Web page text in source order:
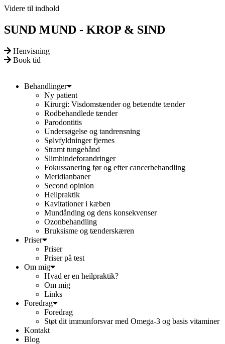
Videre til indhold
SUND MUND - KROP & SIND
Henvisning
Book tid
Behandlinger
Ny patient
Kirurgi: Visdomstænder og betændte tænder
Rodbehandlede tænder
Parodontitis
Undersøgelse og tandrensning
Sølvfyldninger fjernes
Stramt tungebånd
Slimhindeforandringer
Fokussanering før og efter cancerbehandling
Meridianbaner
Second opinion
Heilpraktik
Kavitationer i kæben
Mundånding og dens konsekvenser
Ozonbehandling
Bruksisme og tænderskæren
Priser
Priser
Priser på test
Om mig
Hvad er en heilpraktik?
Om mig
Links
Foredrag
Foredrag
Støt dit immunforsvar med Omega-3 og basis vitaminer
Kontakt
Blog